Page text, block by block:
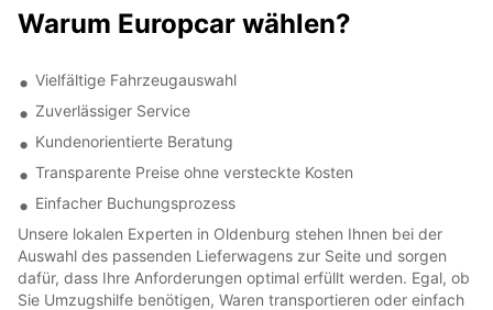
Warum Europcar wählen?
Vielfältige Fahrzeugauswahl
Zuverlässiger Service
Kundenorientierte Beratung
Transparente Preise ohne versteckte Kosten
Einfacher Buchungsprozess
Unsere lokalen Experten in Oldenburg stehen Ihnen bei der
Auswahl des passenden Lieferwagens zur Seite und sorgen
dafür, dass Ihre Anforderungen optimal erfüllt werden. Egal, ob
Sie Umzugshilfe benötigen, Waren transportieren oder einfach